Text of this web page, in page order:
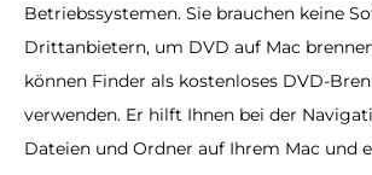
Betriebssystemen. Sie brauchen keine
Drittanbietern, um DVD auf Mac
können Finder als kostenloses DVD-
verwenden. Er hilft Ihnen bei der
Dateien und Ordner auf Ihrem Mac und